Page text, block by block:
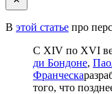
В этой статье про
С XIV по XVI
ди Бондоне,
Франческа
того, что